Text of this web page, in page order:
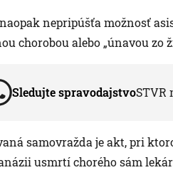
nepripúšťa možnosť
chorobou alebo „únavou zo
Sledujte spravodajstvoSTVR
samovražda je akt, pri
usmrtí chorého sám